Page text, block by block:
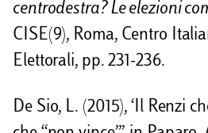
centrodestra? Le elezioni
CISE(9), Roma, Centro
Elettorali, pp. 231-236.
De Sio, L. (2015), ‘Il Renzi